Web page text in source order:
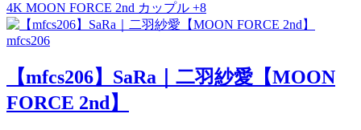
4K MOON FORCE 2nd カップル +8
mfcs206
【mfcs206】SaRa｜二羽紗愛【MOON
FORCE 2nd】